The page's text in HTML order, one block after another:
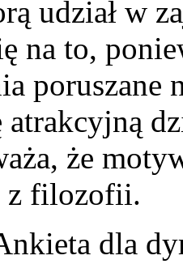
udział w
na to,
poruszane
że
z filozofii.
dla